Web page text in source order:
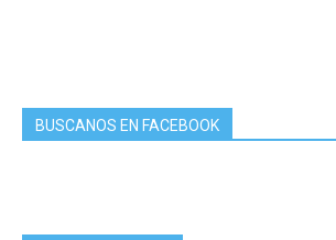
BUSCANOS EN FACEBOOK